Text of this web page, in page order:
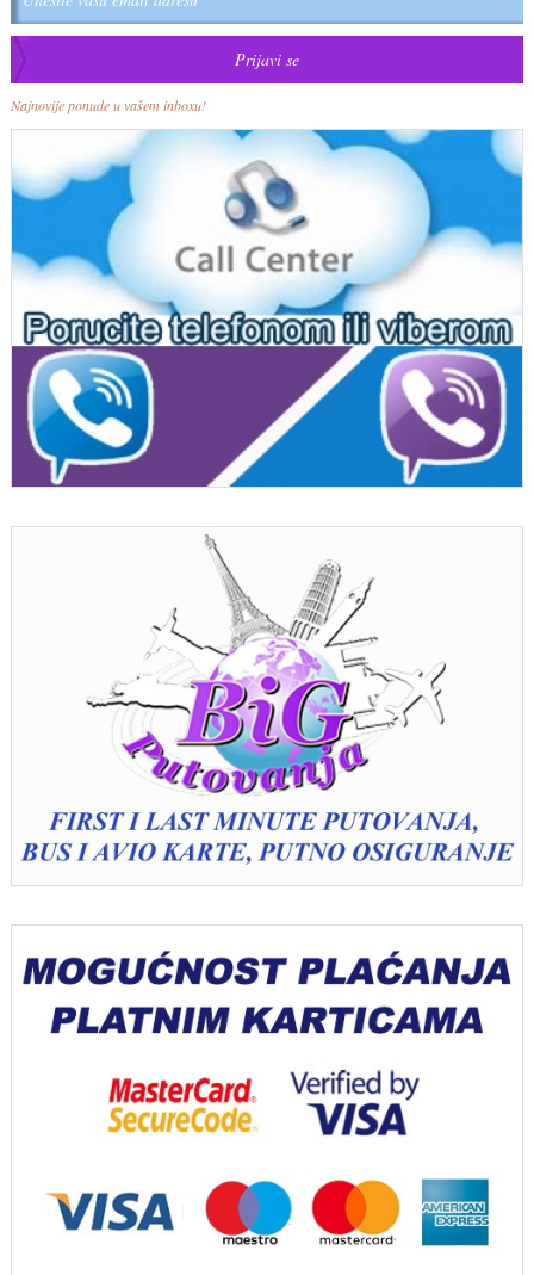
Najnovije ponude u vašem inboxu!